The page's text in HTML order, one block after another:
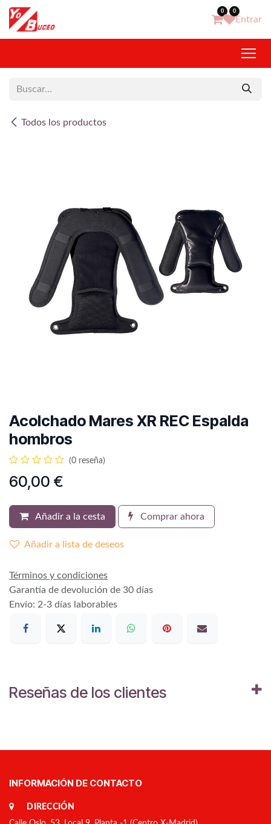
Ir al contenido 0 0
Entrar
Todos los productos
Acolchado Mares XR REC Espalda
hombros
(0 reseña)
60,00 €
Añadir a la cesta Comprar ahora
Añadir a lista de deseos
Términos y condiciones
Garantía de devolución de 30 días
Envío: 2-3 días laborables
Reseñas de los clientes
INFORMACIÓN DE CONTACTO
DIRECCIÓN